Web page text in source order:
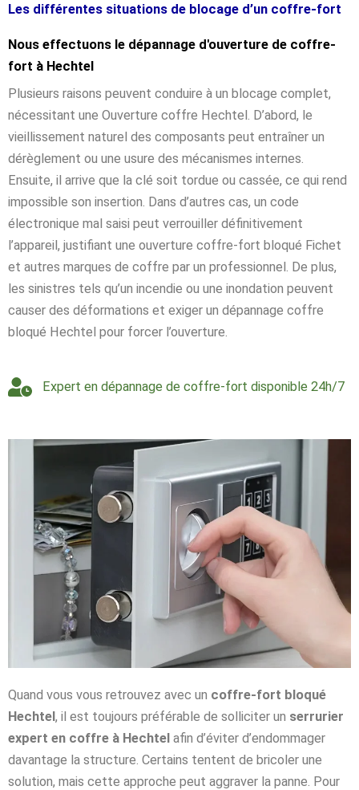
Les différentes situations de blocage d’un coffre-fort
Nous effectuons le dépannage d'ouverture de coffre-
fort à Hechtel
Plusieurs raisons peuvent conduire à un blocage complet,
nécessitant une Ouverture coffre Hechtel. D’abord, le
vieillissement naturel des composants peut entraîner un
dérèglement ou une usure des mécanismes internes.
Ensuite, il arrive que la clé soit tordue ou cassée, ce qui rend
impossible son insertion. Dans d’autres cas, un code
électronique mal saisi peut verrouiller définitivement
l’appareil, justifiant une ouverture coffre-fort bloqué Fichet
et autres marques de coffre par un professionnel. De plus,
les sinistres tels qu’un incendie ou une inondation peuvent
causer des déformations et exiger un dépannage coffre
bloqué Hechtel pour forcer l’ouverture.
Expert en dépannage de coffre-fort disponible 24h/7
Quand vous vous retrouvez avec un coffre-fort bloqué
Hechtel, il est toujours préférable de solliciter un serrurier
expert en coffre à Hechtel afin d’éviter d’endommager
davantage la structure. Certains tentent de bricoler une
solution, mais cette approche peut aggraver la panne. Pour